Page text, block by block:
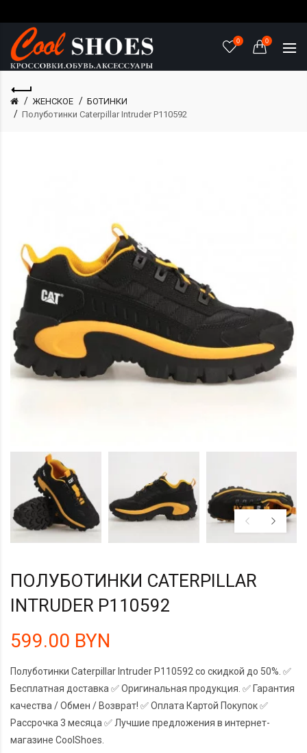
0 0
ЖЕНСКОЕ
БОТИНКИ
Полуботинки Caterpillar Intruder P110592
ПОЛУБОТИНКИ CATERPILLAR
INTRUDER P110592
599.00 BYN
Полуботинки Caterpillar Intruder P110592 со скидкой до 50%. ✅
Бесплатная доставка ✅ Оригинальная продукция. ✅ Гарантия
качества / Обмен / Возврат! ✅ Оплата Картой Покупок ✅
Рассрочка 3 месяца ✅ Лучшие предложения в интернет-
магазине CoolShoes.